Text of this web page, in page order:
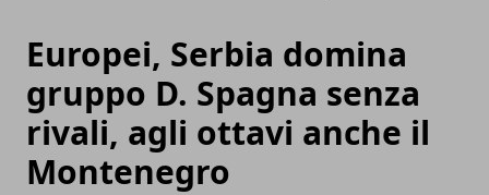
Europei, Serbia domina
gruppo D. Spagna senza
rivali, agli ottavi anche il
Montenegro